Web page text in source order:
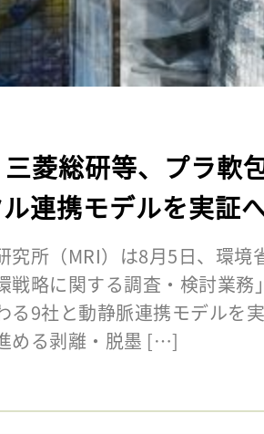
三菱総研等、プラ軟
ル連携モデルを実証
究所（MRI）は8月5日、環境
戦略に関する調査・検討業
る9社と動静脈連携モデルを
める剥離・脱墨 […]